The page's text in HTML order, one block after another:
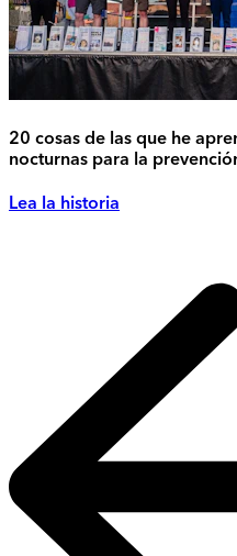
20 cosas de las que he
nocturnas para la
Lea la historia